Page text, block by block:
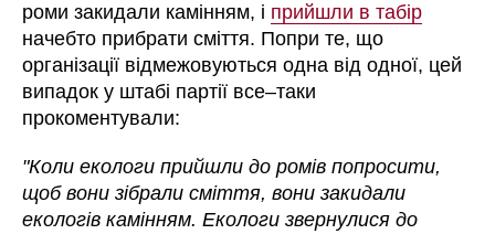
роми закидали камінням, і прийшли в табір
начебто прибрати сміття. Попри те, що
організації відмежовуються одна від одної, цей
випадок у штабі партії все–таки
прокоментували:
"Коли екологи прийшли до ромів попросити,
щоб вони зібрали сміття, вони закидали
екологів камінням. Екологи звернулися до